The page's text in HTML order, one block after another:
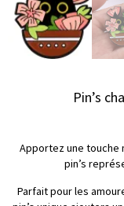
Pin’s
Apportez une touche
pin’s
Parfait pour les